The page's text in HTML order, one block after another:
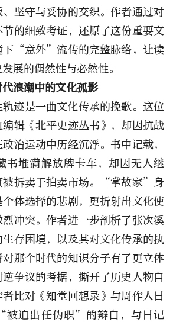
坚守与妥协的交织。作者通过对
的细致考证，还原了这份重要文
下“意外”流传的完整脉络，让读
展的偶然性与必然性。
代浪潮中的文化孤影
迹是一曲文化传承的挽歌。这位
辑《北平史迹丛书》，却因抗战
治运动中历经沉浮。书中记载，
书堆满解放牌卡车，却因无人继
被拆卖于拍卖市场。“掌故家”身
体选择的悲剧，更折射出文化使
冲突。作者进一步剖析了张次溪
存困境，以及其对文化传承的执
那个时代的知识分子有了更立体
争议的考据，撕开了历史人物自
比对《知堂回想录》与周作人日
被迫出任伪职”的辩白，与日记